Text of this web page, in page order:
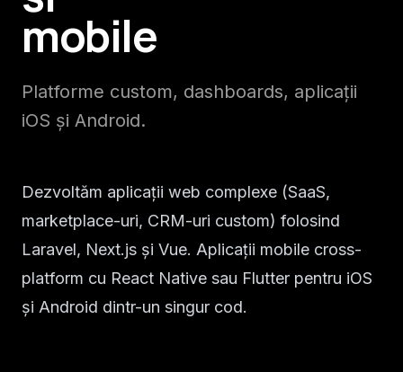
mobile
Platforme custom, dashboards, aplicații
iOS și Android.
Dezvoltăm aplicații web complexe (SaaS,
marketplace-uri, CRM-uri custom) folosind
Laravel, Next.js și Vue. Aplicații mobile cross-
platform cu React Native sau Flutter pentru iOS
și Android dintr-un singur cod.